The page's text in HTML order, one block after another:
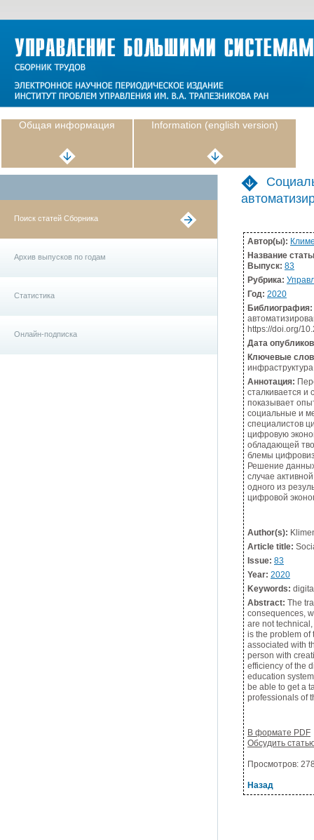
Общая информация Information (english version)
Поиск статей Сборника
Архив выпусков по годам
Статистика
Онлайн-подписка
Автор(ы):
Название
Выпуск: 83
Рубрика:
Год: 2020
Библиография:
https://doi.org/
Дата
Ключевые
инфраструктура
Аннотация:
сталкивается и
показывает
социальные и
специалистов
цифровую
обладающей
блемы
Решение
случае
одного из
цифровой
Author(s):
Article title:
Issue: 83
Year: 2020
Keywords:
Abstract: The
consequences,
are not
is the problem of
associated with
person with
efficiency of the
education
be able to get a
professionals of
В формате PDF
Обсудить
Просмотров:
Назад